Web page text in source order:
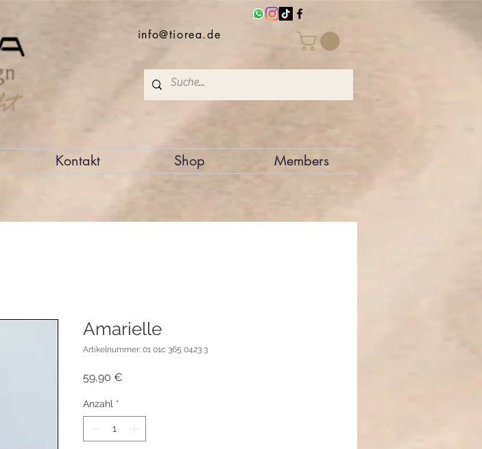
info@tiorea.de
Kontakt Shop Members
Amarielle
Artikelnummer: 01 01c 365 0423 3
59,90 €
Anzahl *